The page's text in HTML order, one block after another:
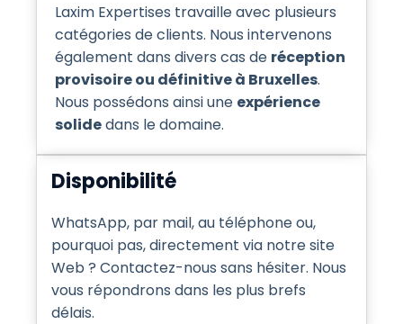
Laxim Expertises travaille avec plusieurs
catégories de clients. Nous intervenons
également dans divers cas de réception
provisoire ou définitive à Bruxelles.
Nous possédons ainsi une expérience
solidedans le domaine.
Disponibilité
WhatsApp, par mail, au téléphone ou,
pourquoi pas, directement via notre site
Web ? Contactez-nous sans hésiter. Nous
vous répondrons dans les plus brefs
délais.